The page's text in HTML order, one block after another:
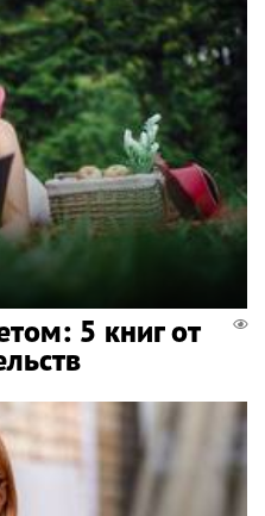
5 книг от